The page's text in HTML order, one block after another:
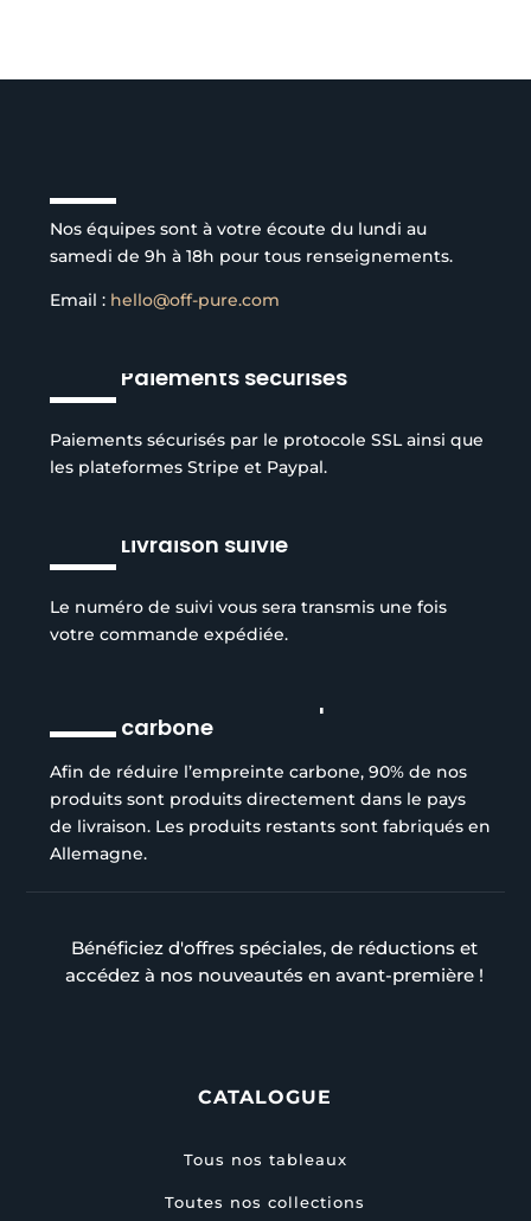
Nos équipes sont à votre écoute du lundi au
samedi de 9h à 18h pour tous renseignements.
Email : hello@off-pure.com
Paiements sécurisés
Paiements sécurisés par le protocole SSL ainsi que
les plateformes Stripe et Paypal.
Livraison suivie
Le numéro de suivi vous sera transmis une fois
votre commande expédiée.
Réduction de l’empreinte
carbone
Afin de réduire l’empreinte carbone, 90% de nos
produits sont produits directement dans le pays
de livraison. Les produits restants sont fabriqués en
Allemagne.
Bénéficiez d'offres spéciales, de réductions et
accédez à nos nouveautés en avant-première !
CATALOGUE
Tous nos tableaux
Toutes nos collections